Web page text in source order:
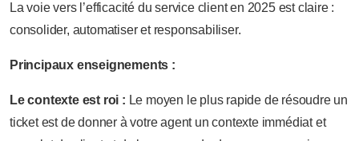
La voie vers l’efficacité du service client en 2025 est claire :
consolider, automatiser et responsabiliser.
Principaux enseignements :
Le contexte est roi : Le moyen le plus rapide de résoudre un
ticket est de donner à votre agent un contexte immédiat et